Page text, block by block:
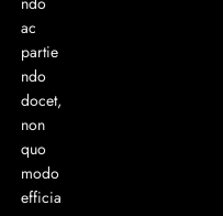
ac
partie
ndo
docet,
non
quo
modo
efficia